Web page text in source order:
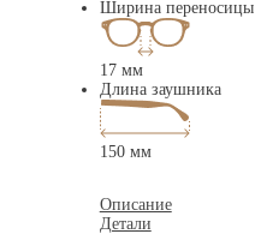
Ширина переносицы
17 мм
Длина заушника
150 мм
Описание
Детали